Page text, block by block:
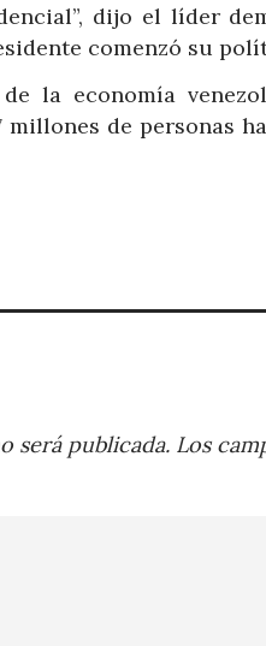
dijo el líder
comenzó su
la economía
de personas
será publicada. Los